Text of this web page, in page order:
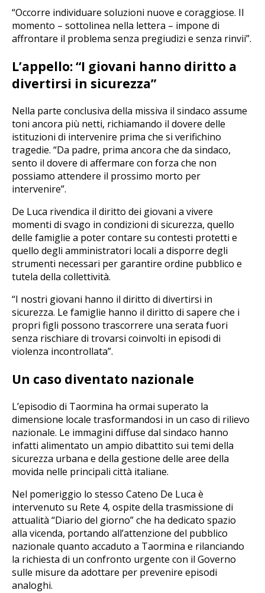
“Occorre individuare soluzioni nuove e coraggiose. Il
momento – sottolinea nella lettera – impone di
affrontare il problema senza pregiudizi e senza rinvii”.
L’appello: “I giovani hanno diritto a
divertirsi in sicurezza”
Nella parte conclusiva della missiva il sindaco assume
toni ancora più netti, richiamando il dovere delle
istituzioni di intervenire prima che si verifichino
tragedie. “Da padre, prima ancora che da sindaco,
sento il dovere di affermare con forza che non
possiamo attendere il prossimo morto per
intervenire”.
De Luca rivendica il diritto dei giovani a vivere
momenti di svago in condizioni di sicurezza, quello
delle famiglie a poter contare su contesti protetti e
quello degli amministratori locali a disporre degli
strumenti necessari per garantire ordine pubblico e
tutela della collettività.
“I nostri giovani hanno il diritto di divertirsi in
sicurezza. Le famiglie hanno il diritto di sapere che i
propri figli possono trascorrere una serata fuori
senza rischiare di trovarsi coinvolti in episodi di
violenza incontrollata”.
Un caso diventato nazionale
L’episodio di Taormina ha ormai superato la
dimensione locale trasformandosi in un caso di rilievo
nazionale. Le immagini diffuse dal sindaco hanno
infatti alimentato un ampio dibattito sui temi della
sicurezza urbana e della gestione delle aree della
movida nelle principali città italiane.
Nel pomeriggio lo stesso Cateno De Luca è
intervenuto su Rete 4, ospite della trasmissione di
attualità “Diario del giorno” che ha dedicato spazio
alla vicenda, portando all’attenzione del pubblico
nazionale quanto accaduto a Taormina e rilanciando
la richiesta di un confronto urgente con il Governo
sulle misure da adottare per prevenire episodi
analoghi.